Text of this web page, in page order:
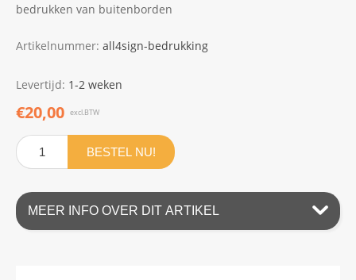
bedrukken van buitenborden
Artikelnummer: all4sign-bedrukking
Levertijd: 1-2 weken
€20,00 excl.BTW
BESTEL NU!
MEER INFO OVER DIT ARTIKEL